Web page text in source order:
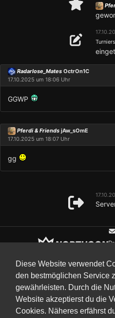
Diese Website verwendet
den bestmöglichen Service
gewährleisten. Durch die
Website akzeptierst du die
Cookies. Näheres erfährst
Radarlose_Mates OctrOn1C
17.10.2025 um 18:06 Uhr
GGWP
Pferdi & Friends jAw_sOmE
17.10.2025 um 18:07 Uhr
gg
Updates